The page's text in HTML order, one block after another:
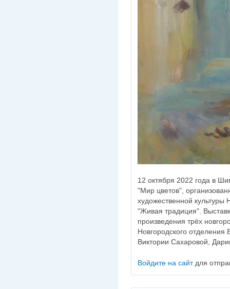
12 октября 2022 года в
"Мир цветов",
художественной
"Живая традиция".
произведения трёх
Новгородского
Виктории Сахаровой,
Войдите на сайтдля